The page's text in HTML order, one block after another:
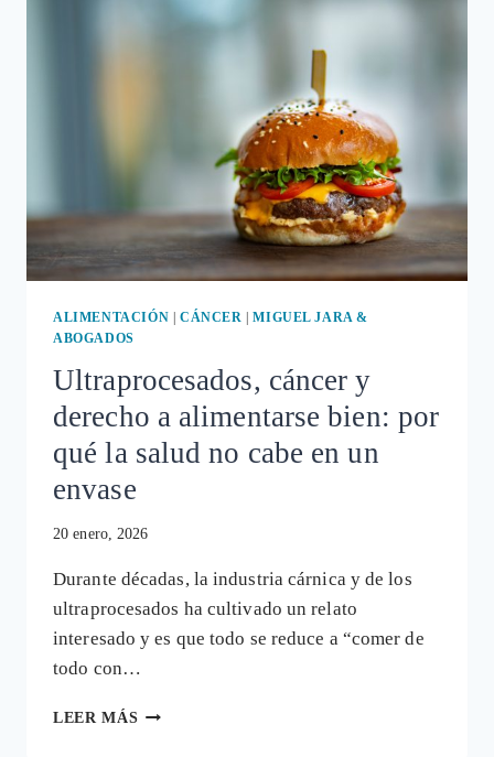
RENTABILIDAD
ALIMENTACIÓN | CÁNCER |MIGUEL JARA &
ABOGADOS
Ultraprocesados, cáncer y
derecho a alimentarse bien: por
qué la salud no cabe en un
envase
20 enero, 2026
Durante décadas, la industria cárnica y de los
ultraprocesados ha cultivado un relato
interesado y es que todo se reduce a “comer de
todo con…
LEER MÁS ULTRAPROCESADOS,